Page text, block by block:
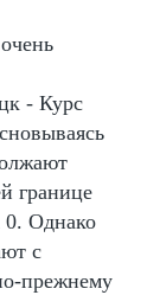
- Курс
границе
0. Однако
с
прежнему